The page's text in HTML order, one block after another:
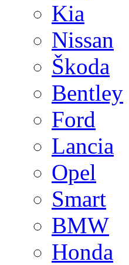
Kia
Nissan
Škoda
Bentley
Ford
Lancia
Opel
Smart
BMW
Honda